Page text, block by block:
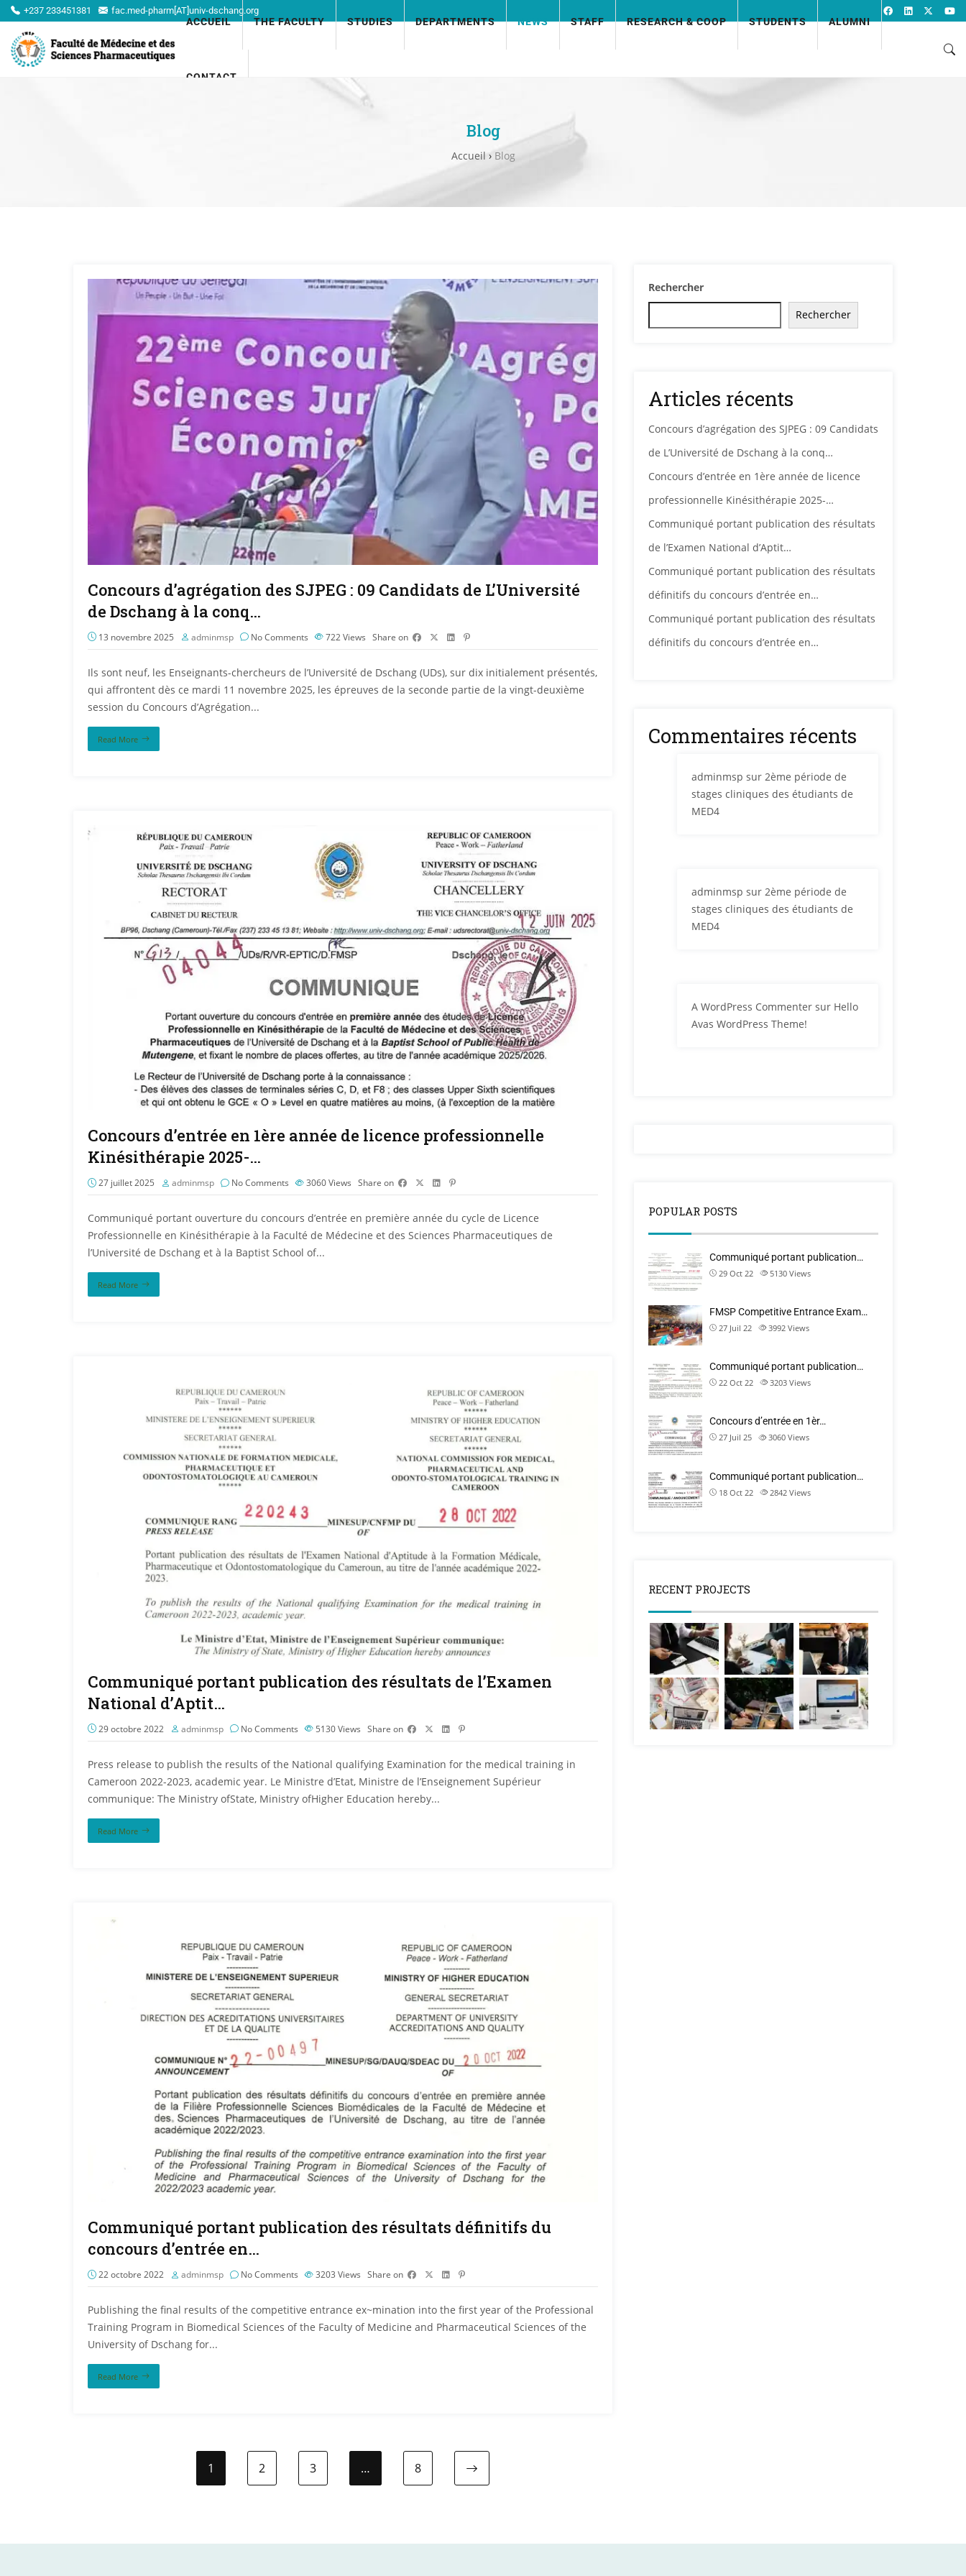
+237 233451381 fac.med-pharm[AT]univ-dschang.org
ACCUEIL THE FACULTY STUDIES DEPARTMENTS NEWS STAFF RESEARCH & COOP STUDENTS ALUMNI
CONTACT
Blog
Accueil › Blog
Concours d’agrégation des SJPEG : 09 Candidats de L’Université
de Dschang à la conq…
13 novembre 2025 adminmsp No Comments 722Views Share on
Ils sont neuf, les Enseignants-chercheurs de l’Université de Dschang (UDs), sur dix initialement présentés,
qui affrontent dès ce mardi 11 novembre 2025, les épreuves de la seconde partie de la vingt-deuxième
session du Concours d’Agrégation...
Read More
Concours d’entrée en 1ère année de licence professionnelle
Kinésithérapie 2025-…
27 juillet 2025 adminmsp No Comments 3060Views Share on
Communiqué portant ouverture du concours d’entrée en première année du cycle de Licence
Professionnelle en Kinésithérapie à la Faculté de Médecine et des Sciences Pharmaceutiques de
l’Université de Dschang et à la Baptist School of...
Read More
Communiqué portant publication des résultats de l’Examen
National d’Aptit…
29 octobre 2022 adminmsp No Comments 5130Views Share on
Press release to publish the results of the National qualifying Examination for the medical training in
Cameroon 2022-2023, academic year. Le Ministre d’Etat, Ministre de l’Enseignement Supérieur
communique: The Ministry ofState, Ministry ofHigher Education hereby...
Read More
Communiqué portant publication des résultats définitifs du
concours d’entrée en…
22 octobre 2022 adminmsp No Comments 3203 Views Share on
Publishing the final results of the competitive entrance ex~mination into the first year of the Professional
Training Program in Biomedical Sciences of the Faculty of Medicine and Pharmaceutical Sciences of the
University of Dschang for...
Read More
1 2 3 … 8
Rechercher
Rechercher
Articles récents
Concours d’agrégation des SJPEG : 09 Candidats
de L’Université de Dschang à la conq…
Concours d’entrée en 1ère année de licence
professionnelle Kinésithérapie 2025-…
Communiqué portant publication des résultats
de l’Examen National d’Aptit…
Communiqué portant publication des résultats
définitifs du concours d’entrée en…
Communiqué portant publication des résultats
définitifs du concours d’entrée en…
Commentaires récents
adminmsp sur 2ème période de
stages cliniques des étudiants de
MED4
adminmsp sur 2ème période de
stages cliniques des étudiants de
MED4
A WordPress Commenter sur Hello
Avas WordPress Theme!
POPULAR POSTS
Communiqué portant publication…
29 Oct 22 5130 Views
FMSP Competitive Entrance Exam…
27 Juil 22 3992 Views
Communiqué portant publication…
22 Oct 22 3203 Views
Concours d’entrée en 1èr…
27 Juil 25 3060 Views
Communiqué portant publication…
18 Oct 22 2842 Views
RECENT PROJECTS